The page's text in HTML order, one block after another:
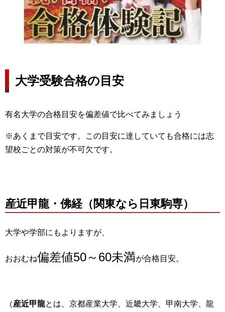
大学受験合格の目安
有名大学の合格目安を偏差値で比べてみましょう
※あくまで目安です。この目安に達していても合格には志
望校ごとの対策が不可欠です。
産近甲龍・佛経（関東なら日東駒専）
大学や学部にもよりますが、
おおむね偏差値50～60未満が合格目安。
（産近甲龍とは、京都産業大学、近畿大学、甲南大学、龍